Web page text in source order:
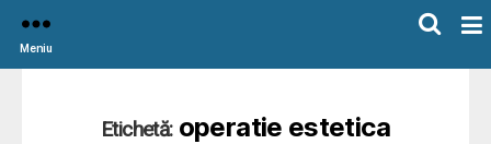
Meniu
Etichetă: operatie estetica